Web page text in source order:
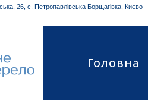
26, с. Петропавлівська Борщагівка, Києво-
Головна